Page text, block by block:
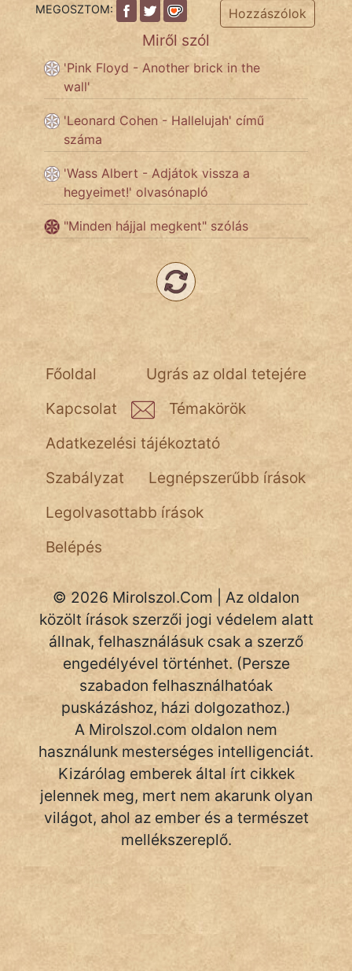
MEGOSZTOM: Hozzászólok
Miről szól
'Pink Floyd - Another brick in the
wall'
'Leonard Cohen - Hallelujah' című
száma
'Wass Albert - Adjátok vissza a
hegyeimet!' olvasónapló
"Minden hájjal megkent" szólás
Ugrás az oldal tetejére
Főoldal
Kapcsolat
Témakörök
Adatkezelési tájékoztató
Szabályzat
Legnépszerűbb írások
Legolvasottabb írások
Belépés
© 2026 Mirolszol.Com | Az oldalon
közölt írások szerzői jogi védelem alatt
állnak, felhasználásuk csak a szerző
engedélyével történhet. (Persze
szabadon felhasználhatóak
puskázáshoz, házi dolgozathoz.)
A Mirolszol.com oldalon nem
használunk mesterséges intelligenciát.
Kizárólag emberek által írt cikkek
jelennek meg, mert nem akarunk olyan
világot, ahol az ember és a természet
mellékszereplő.